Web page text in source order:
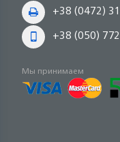
+38 (0472)
+38 (050)
Мы принимаем